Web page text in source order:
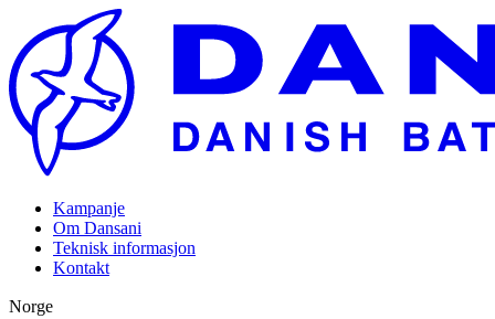
Kampanje
Om Dansani
Teknisk informasjon
Kontakt
Norge